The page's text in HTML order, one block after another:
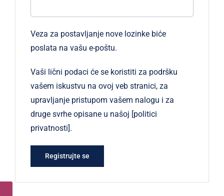
Veza za postavljanje nove lozinke biće
poslata na vašu e-poštu.
Vaši lični podaci će se koristiti za podršku
vašem iskustvu na ovoj veb stranici, za
upravljanje pristupom vašem nalogu i za
druge svrhe opisane u našoj [politici
privatnosti].
Registrujte se